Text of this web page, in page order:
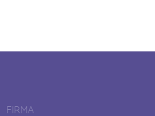
FIRMA